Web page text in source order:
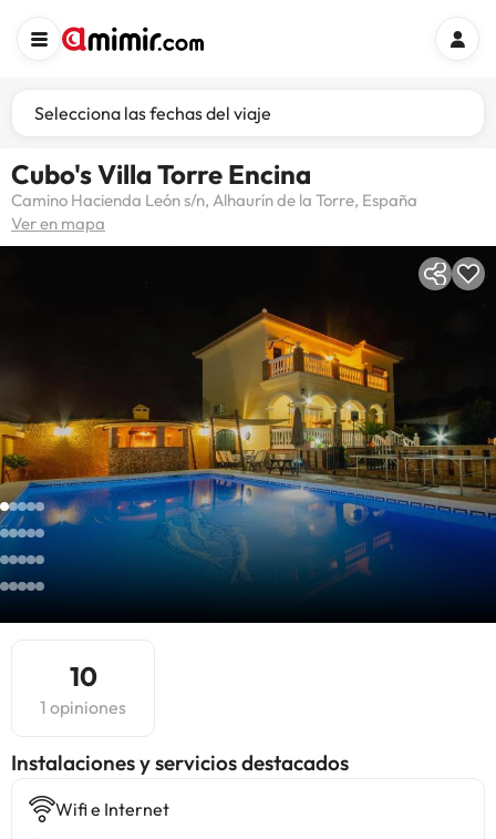
Selecciona las fechas del viaje
Cubo's Villa Torre Encina
Camino Hacienda León s/n, Alhaurín de la Torre, España
Ver en mapa
10
1 opiniones
Instalaciones y servicios destacados
Wifi e Internet